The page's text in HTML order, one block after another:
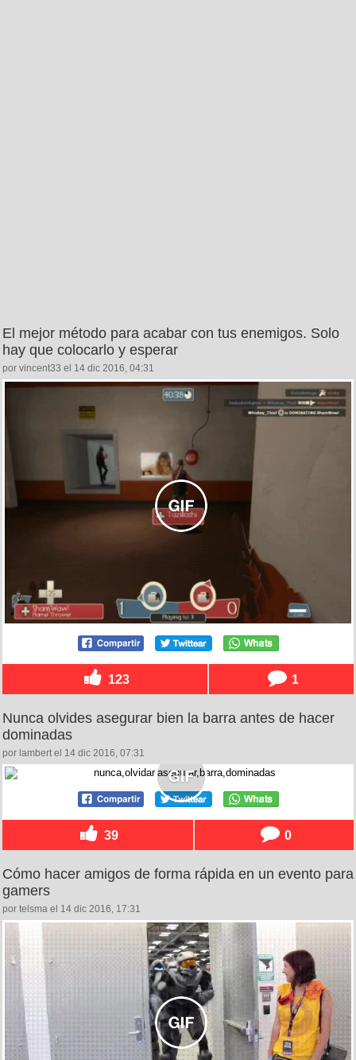
El mejor método para acabar con tus enemigos. Solo
hay que colocarlo y esperar
por vincent33 el 14 dic 2016, 04:31
123 1
Nunca olvides asegurar bien la barra antes de hacer
dominadas
por lambert el 14 dic 2016, 07:31
39 0
Cómo hacer amigos de forma rápida en un evento para
gamers
por telsma el 14 dic 2016, 17:31